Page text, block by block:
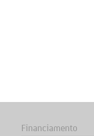
Financiamento